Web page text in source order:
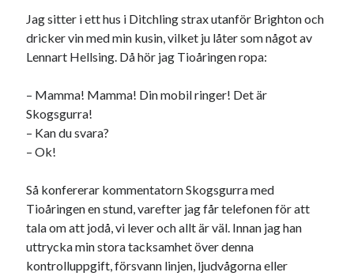
Jag sitter i ett hus i Ditchling strax utanför Brighton och
dricker vin med min kusin, vilket ju låter som något av
Lennart Hellsing. Då hör jag Tioåringen ropa:
– Mamma! Mamma! Din mobil ringer! Det är
Skogsgurra!
– Kan du svara?
– Ok!
Så konfererar kommentatorn Skogsgurra med
Tioåringen en stund, varefter jag får telefonen för att
tala om att jodå, vi lever och allt är väl. Innan jag han
uttrycka min stora tacksamhet över denna
kontrolluppgift, försvann linjen, ljudvågorna eller